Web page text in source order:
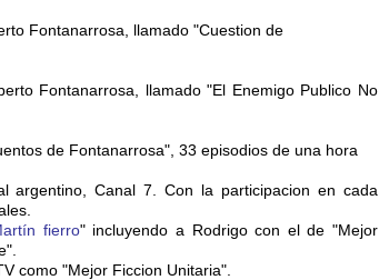
Fontanarrosa, llamado "Cuestion de
Fontanarrosa, llamado "El Enemigo Publico No
de Fontanarrosa", 33 episodios de una hora
argentino, Canal 7. Con la participacion en cada
fierro" incluyendo a Rodrigo con el de "Mejor
como "Mejor Ficcion Unitaria".